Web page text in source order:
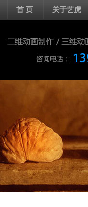
首 页 关于艺虎